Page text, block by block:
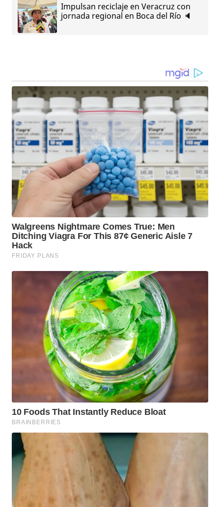
Impulsan reciclaje en Veracruz con
jornada regional en Boca del Río 🔈